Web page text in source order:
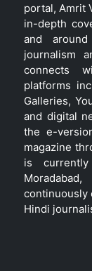
portal, Amrit
in-depth
and
journalism
connects
platforms
Galleries,
and digital
the e-
magazine
is
continuously
Hindi